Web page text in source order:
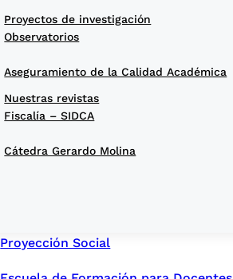
Aseguramiento de la Calidad Académica
Cátedra Gerardo Molina
Observatorios
Fiscalía – SIDCA
Proyectos de investigación
Nuestras revistas
Proyección Social